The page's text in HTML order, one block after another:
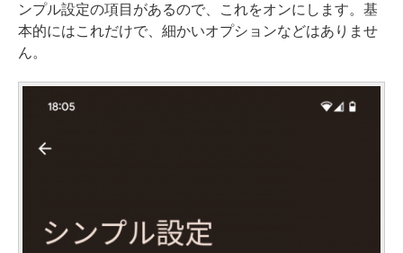
ンプル設定の項目があるので、これをオンにします。基
本的にはこれだけで、細かいオプションなどはありませ
ん。